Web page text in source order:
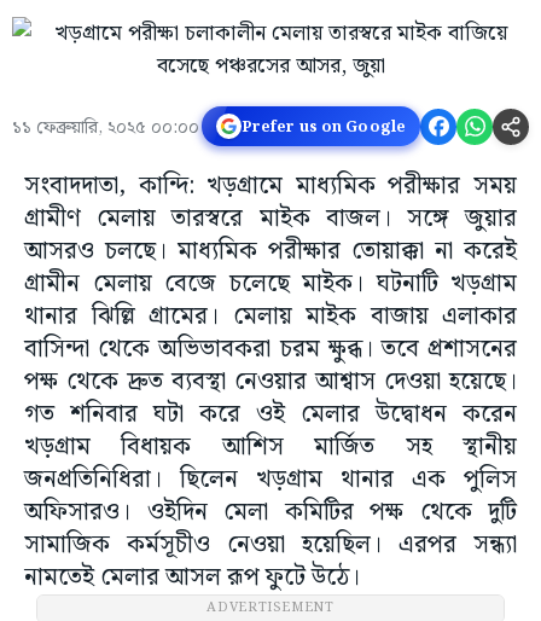
১১ ফেব্রুয়ারি, ২০২৫ ০০:০০ Prefer us on Google
সংবাদদাতা, কান্দি: খড়গ্রামে মাধ্যমিক পরীক্ষার সময়
গ্রামীণ মেলায় তারস্বরে মাইক বাজল। সঙ্গে জুয়ার
আসরও চলছে। মাধ্যমিক পরীক্ষার তোয়াক্কা না করেই
গ্রামীন মেলায় বেজে চলেছে মাইক। ঘটনাটি খড়গ্রাম
থানার ঝিল্লি গ্রামের। মেলায় মাইক বাজায় এলাকার
বাসিন্দা থেকে অভিভাবকরা চরম ক্ষুব্ধ। তবে প্রশাসনের
পক্ষ থেকে দ্রুত ব্যবস্থা নেওয়ার আশ্বাস দেওয়া হয়েছে।
গত শনিবার ঘটা করে ওই মেলার উদ্বোধন করেন
খড়গ্রাম বিধায়ক আশিস মার্জিত সহ স্থানীয়
জনপ্রতিনিধিরা। ছিলেন খড়গ্রাম থানার এক পুলিস
অফিসারও। ওইদিন মেলা কমিটির পক্ষ থেকে দুটি
সামাজিক কর্মসূচীও নেওয়া হয়েছিল। এরপর সন্ধ্যা
নামতেই মেলার আসল রূপ ফুটে উঠে।
ADVERTISEMENT